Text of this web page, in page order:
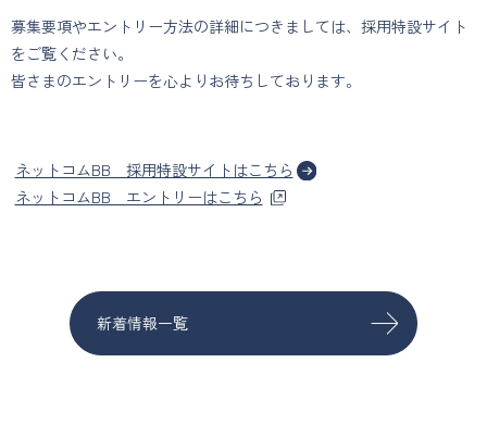
募集要項やエントリー方法の詳細につきましては、採用特設サイト
をご覧ください。
皆さまのエントリーを心よりお待ちしております。
ネットコムBB 採用特設サイトはこちら
ネットコムBB エントリーはこちら
新着情報一覧